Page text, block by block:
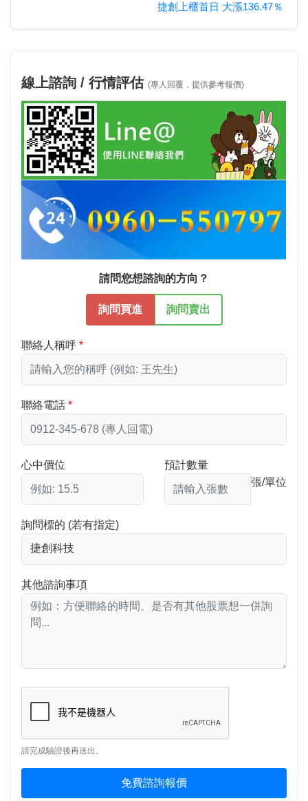
捷創上櫃首日 大漲136.47％
線上諮詢 / 行情評估 (專人回覆，提供參考報價)
請問您想諮詢的方向？
詢問買進 詢問賣出
聯絡人稱呼
聯絡電話
心中價位
預計數量
張/單位
詢問標的 (若有指定)
其他諮詢事項
請完成驗證後再送出。
免費諮詢報價